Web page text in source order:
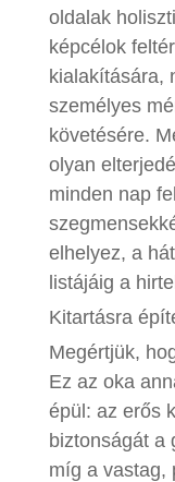
oldalak
képcélok
kialakítására,
személyes
követésére.
olyan
minden nap
elhelyez, a
listájáig a
Kitartásra
Megértjük,
Ez az oka
épül: az erős
biztonságát a
míg a vastag,